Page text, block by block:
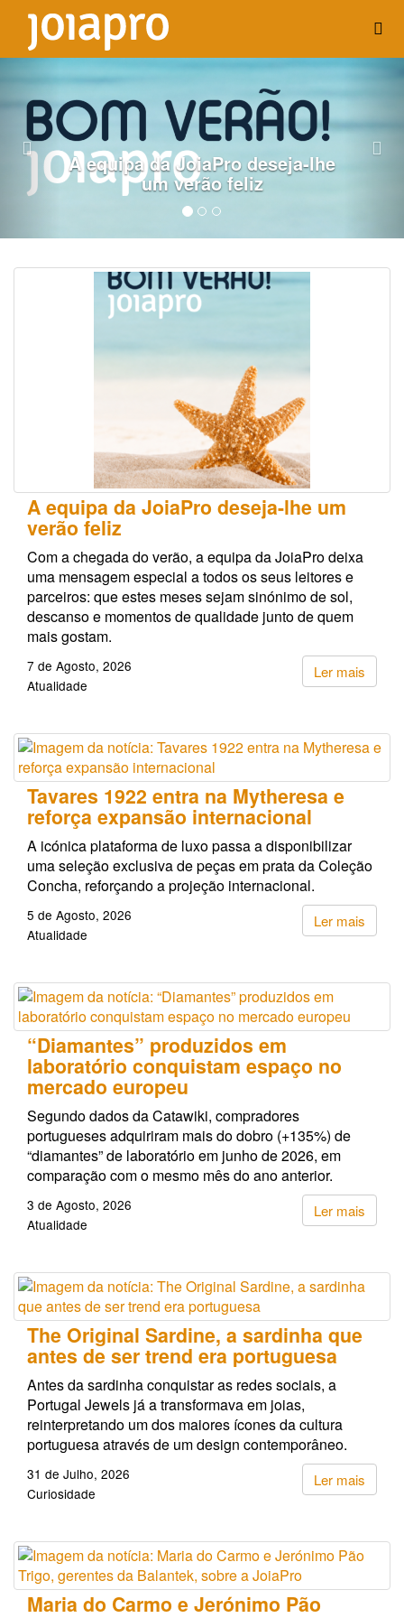
A equipa da JoiaPro deseja-lhe
um verão feliz
Previous
A equipa da JoiaPro deseja-lhe um
verão feliz
Com a chegada do verão, a equipa da JoiaPro deixa
uma mensagem especial a todos os seus leitores e
parceiros: que estes meses sejam sinónimo de sol,
descanso e momentos de qualidade junto de quem
mais gostam.
Ler mais
7 de Agosto, 2026
Atualidade
Tavares 1922 entra na Mytheresa e
reforça expansão internacional
A icónica plataforma de luxo passa a disponibilizar
uma seleção exclusiva de peças em prata da Coleção
Concha, reforçando a projeção internacional.
Ler mais
5 de Agosto, 2026
Atualidade
“Diamantes” produzidos em
laboratório conquistam espaço no
mercado europeu
Segundo dados da Catawiki, compradores
portugueses adquiriram mais do dobro (+135%) de
“diamantes” de laboratório em junho de 2026, em
comparação com o mesmo mês do ano anterior.
Ler mais
3 de Agosto, 2026
Atualidade
The Original Sardine, a sardinha que
antes de ser trend era portuguesa
Antes da sardinha conquistar as redes sociais, a
Portugal Jewels já a transformava em joias,
reinterpretando um dos maiores ícones da cultura
portuguesa através de um design contemporâneo.
Ler mais
31 de Julho, 2026
Curiosidade
Maria do Carmo e Jerónimo Pão